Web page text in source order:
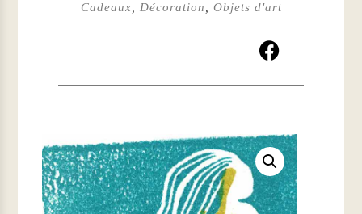
Cadeaux Décoration Objets d'art